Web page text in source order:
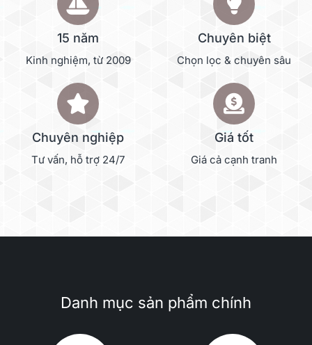
15 năm
Kinh nghiệm, từ 2009
Chuyên biệt
Chọn lọc & chuyên sâu
Chuyên nghiệp
Tư vấn, hỗ trợ 24/7
Giá tốt
Giá cả cạnh tranh
Danh mục sản phẩm chính